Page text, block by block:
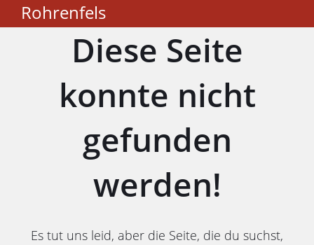
Rohrenfels
Diese Seite
konnte nicht
gefunden
werden!
Es tut uns leid, aber die Seite, die du suchst,